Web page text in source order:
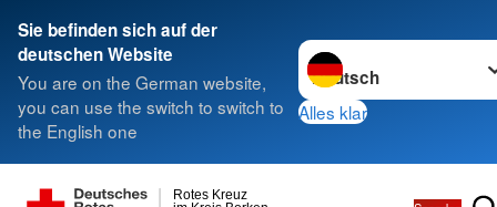
Sie befinden sich auf der
deutschen Website
You are on the German website,
you can use the switch to switch to
the English one
Sprache wechseln zu
Alles klar
Rotes Kreuz